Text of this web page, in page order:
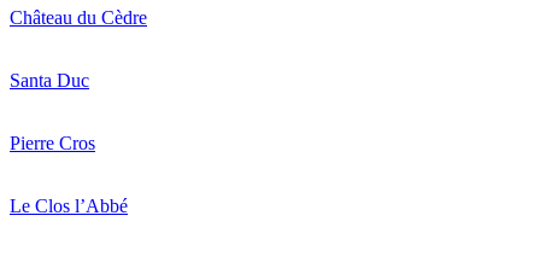
Château du Cèdre
Santa Duc
Pierre Cros
Le Clos l’Abbé